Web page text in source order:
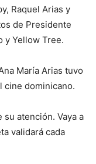
Raquel Arias y
de Presidente
y Yellow Tree.
María Arias tuvo
cine dominicano.
atención. Vaya a
validará cada